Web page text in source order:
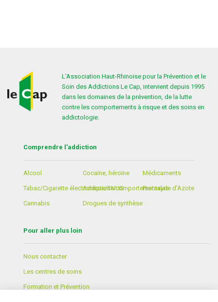
L’Association Haut-Rhinoise pour la Prévention et le
Soin des Addictions Le Cap, intervient depuis 1995
dans les domaines de la prévention, de la lutte
contre les comportements à risque et des soins en
addictologie.
Comprendre l'addiction
Alcool
Tabac/Cigarette électronique/SNUS
Cannabis
Cocaïne, héroïne
Addictions comportementales
Drogues de synthèse
Médicaments
Protoxyde d’Azote
Pour aller plus loin
Nous contacter
Les centres de soins
Formation et Prévention